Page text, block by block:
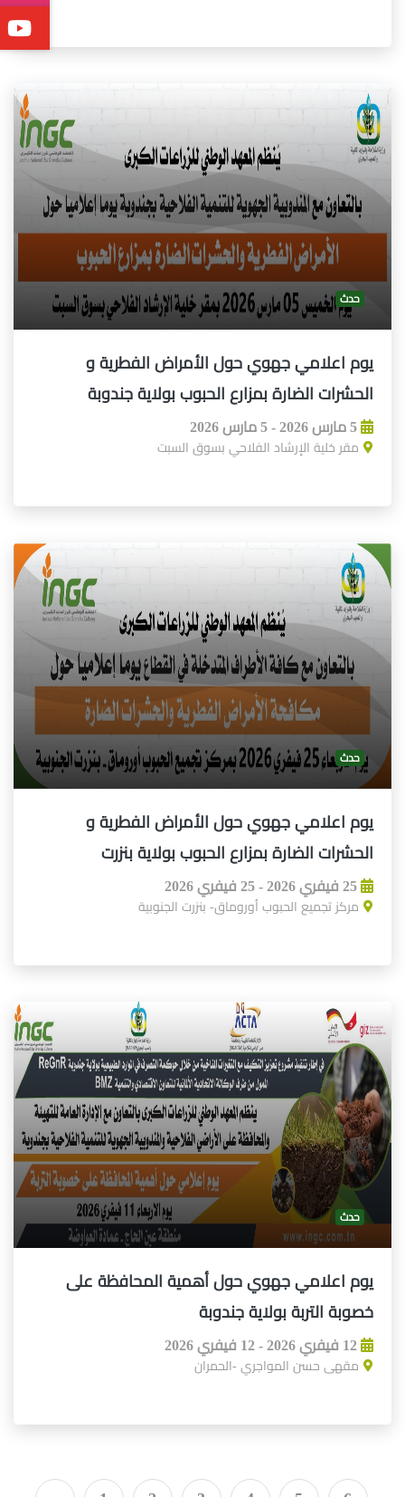
حدث
يوم اعلامي جهوي حول الأمراض الفطرية و
الحشرات الضارة بمزارع الحبوب بولاية جندوبة
5 مارس 2026 - 5 مارس 2026
مقر خلية الإرشاد الفلاحي بسوق السبت
حدث
يوم اعلامي جهوي حول الأمراض الفطرية و
الحشرات الضارة بمزارع الحبوب بولاية بنزرت
25 فيفري 2026 - 25 فيفري 2026
مركز تجميع الحبوب أوروماق- بنزرت الجنوبية
حدث
يوم اعلامي جهوي حول أهمية المحافظة على
خصوبة التربة بولاية جندوبة
12 فيفري 2026 - 12 فيفري 2026
مقهى حسن المواجري -الحمران